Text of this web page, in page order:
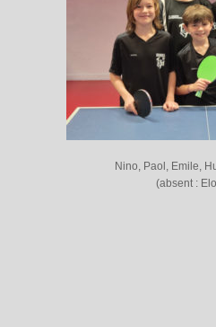
Nino, Paol, Emile,
(absent :